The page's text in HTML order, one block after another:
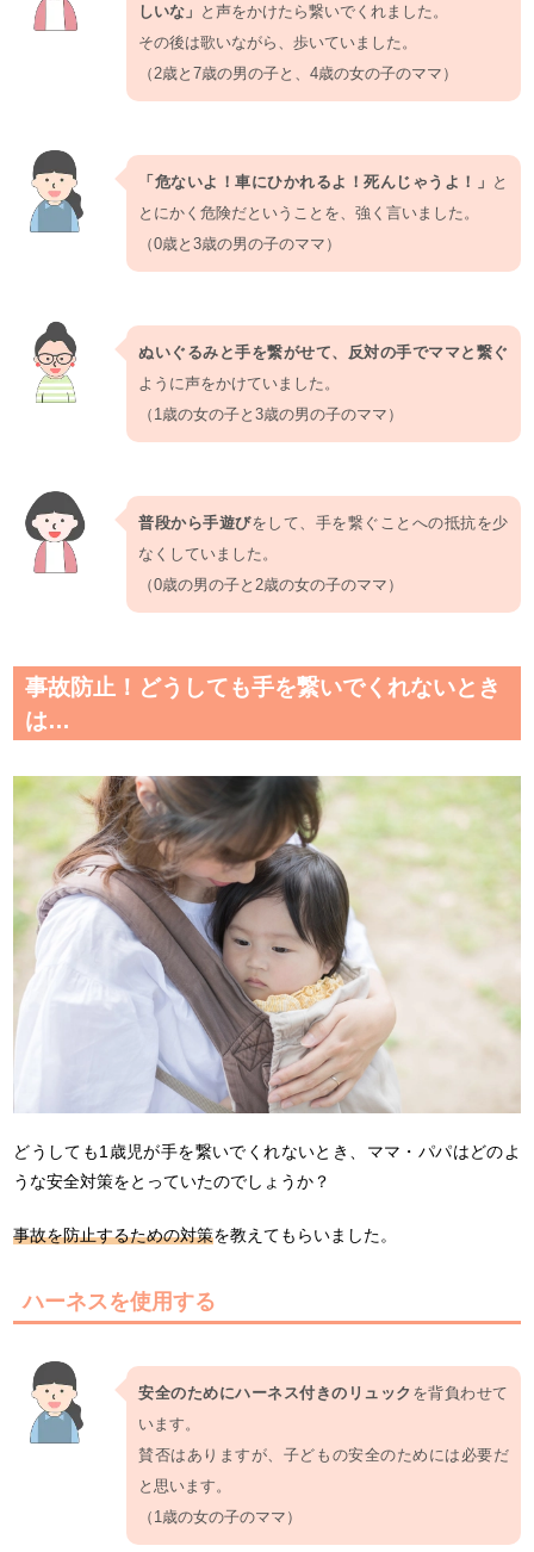
しいな」 と声をかけたら繋いでくれました。
その後は歌いながら、歩いていました。
（2歳と7歳の男の子と、4歳の女の子のママ）
「危ないよ！車にひかれるよ！死んじゃうよ！」 と
とにかく危険だということを、強く言いました。
（0歳と3歳の男の子のママ）
ぬいぐるみと手を繋がせて、反対の手でママと繋ぐ
ように声をかけていました。
（1歳の女の子と3歳の男の子のママ）
普段から手遊びをして、手を繋ぐことへの抵抗を少
なくしていました。
（0歳の男の子と2歳の女の子のママ）
事故防止！どうしても手を繋いでくれないとき
は…
どうしても1歳児が手を繋いでくれないとき、ママ・パパはどのよ
うな安全対策をとっていたのでしょうか？
事故を防止するための対策を教えてもらいました。
ハーネスを使用する
安全のためにハーネス付きのリュック を背負わせて
います。
賛否はありますが、子どもの安全のためには必要だ
と思います。
（1歳の女の子のママ）